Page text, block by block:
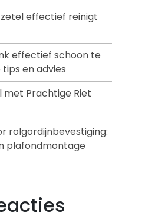
effectief reinigt
effectief schoon te
en advies
met Prachtige Riet
rolgordijnbevestiging:
plafondmontage